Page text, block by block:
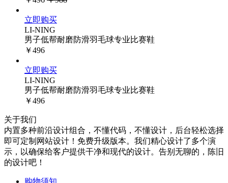
立即购买
LI-NING
男子低帮耐磨防滑羽毛球专业比赛鞋
￥496
立即购买
LI-NING
男子低帮耐磨防滑羽毛球专业比赛鞋
￥496
关于我们
内置多种前沿设计组合，不懂代码，不懂设计，后台轻松选择
即可定制网站设计！免费升级版本。我们精心设计了多个演
示，以确保给客户提供干净和现代的设计。告别无聊的，陈旧
的设计吧！